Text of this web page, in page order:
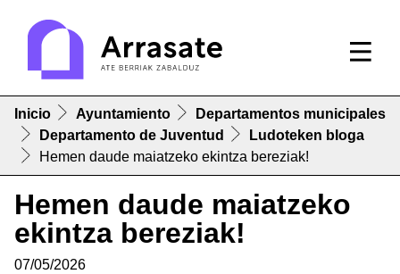
Inicio Ayuntamiento
Departamentos municipales
Departamento de Juventud
Ludoteken bloga
Hemen daude maiatzeko ekintza bereziak!
Hemen daude maiatzeko
ekintza bereziak!
07/05/2026